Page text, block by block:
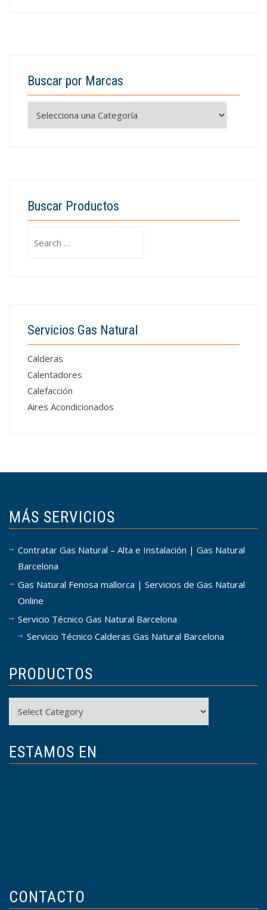
Buscar por Marcas
Buscar Productos
for:
Servicios Gas Natural
Calderas
Calentadores
Calefacción
Aires Acondicionados
MÁS SERVICIOS
Contratar Gas Natural – Alta e Instalación | Gas Natural
Barcelona
Gas Natural Fenosa mallorca | Servicios de Gas Natural
Online
Servicio Técnico Gas Natural Barcelona
Servicio Técnico Calderas Gas Natural Barcelona
PRODUCTOS
ESTAMOS EN
CONTACTO